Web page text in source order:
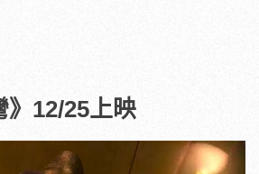
》12/25上映